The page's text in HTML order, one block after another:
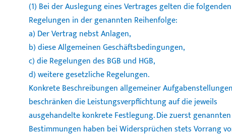
(1) Bei der Auslegung eines Vertrages gelten die folgenden
Regelungen in der genannten Reihenfolge:
a) Der Vertrag nebst Anlagen,
b) diese Allgemeinen Geschäftsbedingungen,
c) die Regelungen des BGB und HGB,
d) weitere gesetzliche Regelungen.
Konkrete Beschreibungen allgemeiner Aufgabenstellungen
beschränken die Leistungsverpflichtung auf die jeweils
ausgehandelte konkrete Festlegung. Die zuerst genannten
Bestimmungen haben bei Widersprüchen stets Vorrang